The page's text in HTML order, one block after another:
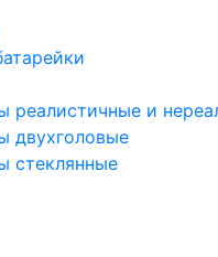
реалистичные и
двухголовые
стеклянные